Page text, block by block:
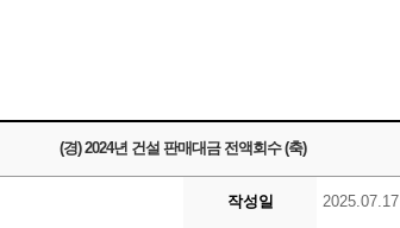
(경) 2024년 건설 판매대금 전액회수 (축)
작성일 2025.07.17